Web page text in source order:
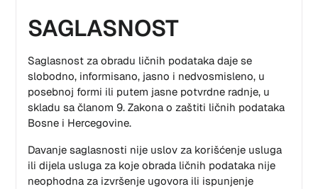
SAGLASNOST
Saglasnost za obradu ličnih podataka daje se
slobodno, informisano, jasno i nedvosmisleno, u
posebnoj formi ili putem jasne potvrdne radnje, u
skladu sa članom 9. Zakona o zaštiti ličnih podataka
Bosne i Hercegovine.
Davanje saglasnosti nije uslov za korišćenje usluga
ili dijela usluga za koje obrada ličnih podataka nije
neophodna za izvršenje ugovora ili ispunjenje